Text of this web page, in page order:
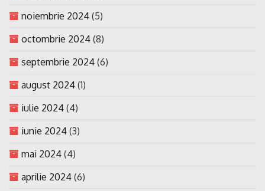
noiembrie 2024 (5)
octombrie 2024 (8)
septembrie 2024 (6)
august 2024 (1)
iulie 2024 (4)
iunie 2024 (3)
mai 2024 (4)
aprilie 2024 (6)